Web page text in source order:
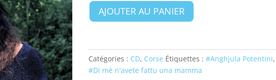
quantité
de
-
Di
mè
AJOUTER AU PANIER
Catégories : CD, Corse Étiquettes :#Anghjula Potentini,
#Di mè n'avete fattu una mamma